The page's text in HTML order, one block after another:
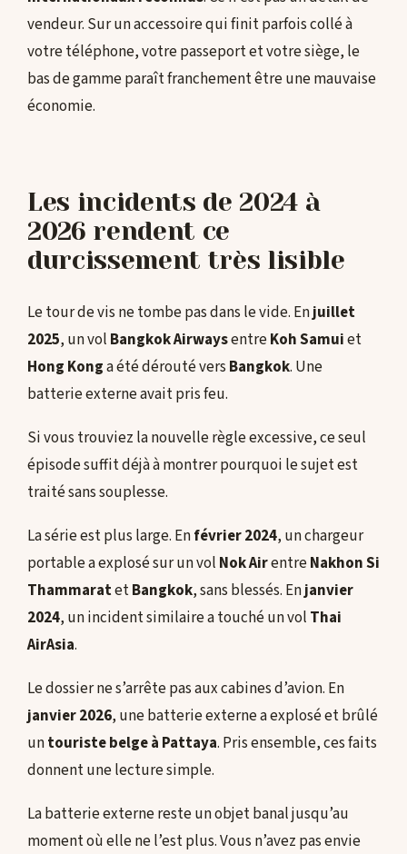
vendeur. Sur un accessoire qui finit parfois collé à
votre téléphone, votre passeport et votre siège, le
bas de gamme paraît franchement être une mauvaise
économie.
Les incidents de 2024 à
2026 rendent ce
durcissement très lisible
Le tour de vis ne tombe pas dans le vide. Enjuillet
2025, un vol Bangkok AirwaysentreKoh Samuiet
Hong Konga été dérouté vers Bangkok. Une
batterie externe avait pris feu.
Si vous trouviez la nouvelle règle excessive, ce seul
épisode suffit déjà à montrer pourquoi le sujet est
traité sans souplesse.
La série est plus large. Enfévrier 2024, un chargeur
portable a explosé sur un vol Nok AirentreNakhon Si
ThammaratetBangkok, sans blessés. Enjanvier
2024, un incident similaire a touché un vol Thai
AirAsia.
Le dossier ne s’arrête pas aux cabines d’avion. En
janvier 2026, une batterie externe a explosé et brûlé
untouriste belge à Pattaya. Pris ensemble, ces faits
donnent une lecture simple.
La batterie externe reste un objet banal jusqu’au
moment où elle ne l’est plus. Vous n’avez pas envie